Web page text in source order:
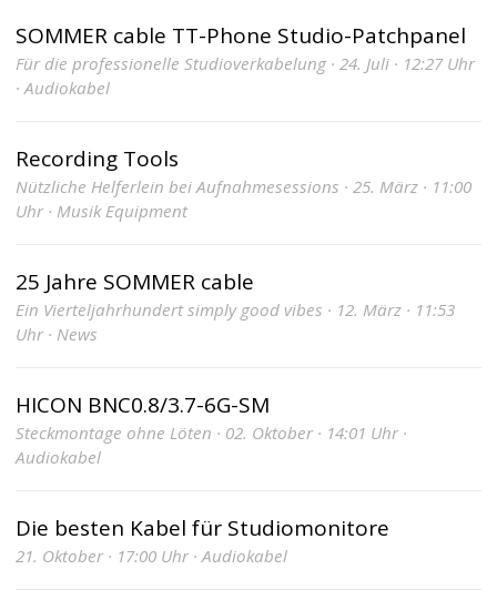
SOMMER cable TT-Phone Studio-Patchpanel
Für die professionelle Studioverkabelung · 24. Juli · 12:27 Uhr
· Audiokabel
Recording Tools
Nützliche Helferlein bei Aufnahmesessions · 25. März · 11:00
Uhr · Musik Equipment
25 Jahre SOMMER cable
Ein Vierteljahrhundert simply good vibes · 12. März · 11:53
Uhr · News
HICON BNC0.8/3.7-6G-SM
Steckmontage ohne Löten · 02. Oktober · 14:01 Uhr ·
Audiokabel
Die besten Kabel für Studiomonitore
21. Oktober · 17:00 Uhr · Audiokabel